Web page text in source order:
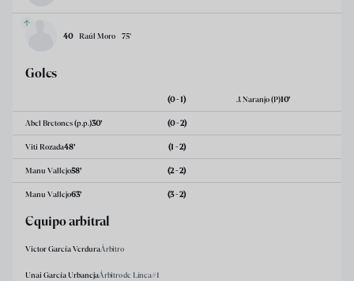
40 Raúl Moro 75’
Goles
(0 - 1) J. Naranjo(P)10’
Abel Bretones(p.p.)30’ (0 - 2)
Viti Rozada48’ (1 - 2)
Manu Vallejo58’ (2 - 2)
Manu Vallejo63’ (3 - 2)
Equipo arbitral
Victor García VerduraÁrbitro
Unai García UrbanejaÁrbitro de Línea#1